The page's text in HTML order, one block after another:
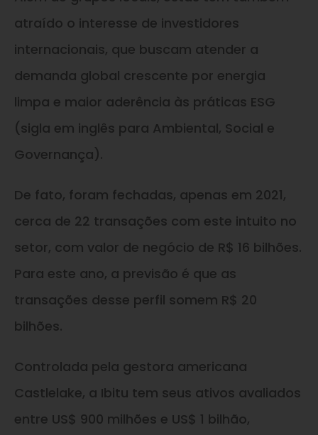
atraído o interesse de investidores
internacionais, que buscam atender a
demanda global crescente por energia
limpa e maior aderência às práticas ESG
(sigla em inglês para Ambiental, Social e
Governança).
De fato, foram fechadas, apenas em 2021,
cerca de 22 transações com este intuito no
setor, com valor de negócio de R$ 16 bilhões.
Para este ano, a previsão é que as
transações desse perfil somem R$ 20
bilhões.
Controlada pela gestora americana
Castlelake, a Ibitu tem seus ativos avaliados
entre US$ 900 milhões e US$ 1 bilhão,